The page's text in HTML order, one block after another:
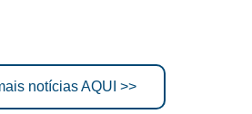
notícias AQUI >>